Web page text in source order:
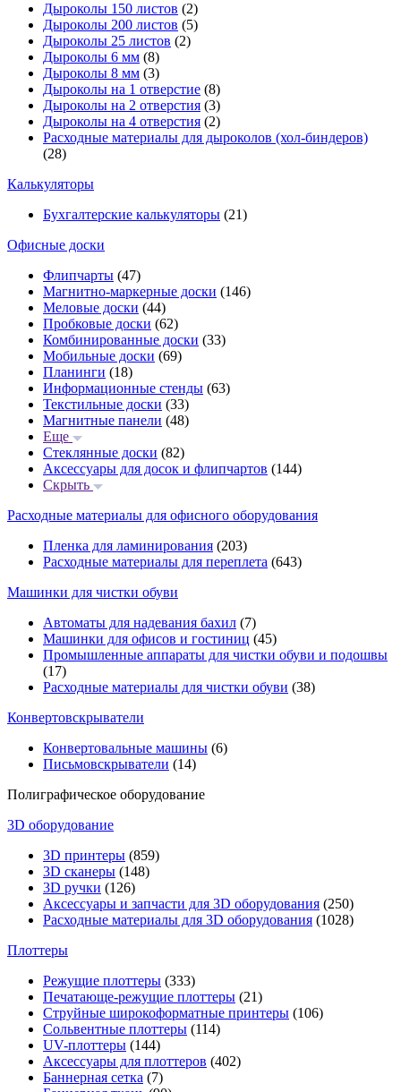
Дыроколы 150 листов (2)
Дыроколы 200 листов (5)
Дыроколы 25 листов (2)
Дыроколы 6 мм (8)
Дыроколы 8 мм (3)
Дыроколы на 1 отверстие (8)
Дыроколы на 2 отверстия (3)
Дыроколы на 4 отверстия (2)
Расходные материалы для дыроколов (хол-биндеров)
(28)
Калькуляторы
Бухгалтерские калькуляторы (21)
Офисные доски
Флипчарты (47)
Магнитно-маркерные доски (146)
Меловые доски (44)
Пробковые доски (62)
Комбинированные доски (33)
Мобильные доски (69)
Планинги (18)
Информационные стенды (63)
Текстильные доски (33)
Магнитные панели (48)
Еще
Стеклянные доски (82)
Аксессуары для досок и флипчартов (144)
Скрыть
Расходные материалы для офисного оборудования
Пленка для ламинирования (203)
Расходные материалы для переплета (643)
Машинки для чистки обуви
Автоматы для надевания бахил (7)
Машинки для офисов и гостиниц (45)
Промышленные аппараты для чистки обуви и подошвы
(17)
Расходные материалы для чистки обуви (38)
Конвертовскрыватели
Конвертовальные машины (6)
Письмовскрыватели (14)
Полиграфическое оборудование
3D оборудование
3D принтеры (859)
3D сканеры (148)
3D ручки (126)
Аксессуары и запчасти для 3D оборудования (250)
Расходные материалы для 3D оборудования (1028)
Плоттеры
Режущие плоттеры (333)
Печатающе-режущие плоттеры (21)
Струйные широкоформатные принтеры (106)
Сольвентные плоттеры (114)
UV-плоттеры (144)
Аксессуары для плоттеров (402)
Баннерная сетка (7)